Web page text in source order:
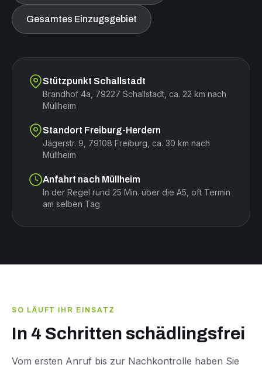
Gesamtes Einzugsgebiet
Stützpunkt Schallstadt
Brandhof 4a, 79227 Schallstadt, ca. 22 km nach
Müllheim
Standort Freiburg-Herdern
Jägerstr. 9, 79108 Freiburg, ca. 30 km nach
Müllheim
Anfahrt nach Müllheim
In der Regel rund 25 Min. über die A5, oft Termin
am selben Tag
SO LÄUFT IHR EINSATZ
In 4 Schritten schädlingsfrei
Vom ersten Anruf bis zur Nachkontrolle haben Sie